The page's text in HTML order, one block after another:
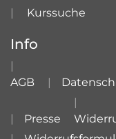
Kurssuche
Info
AGB
Presse